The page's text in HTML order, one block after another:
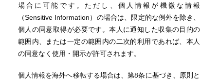
場合に可能です。ただし、個人情報が機微な情報
（Sensitive Information）の場合は、限定的な例外を除き、
個人の同意取得が必要です。本人に通知した収集の目的の
範囲内、または一定の範囲内の二次的利用であれば、本人
の同意なく使用・開示が許可されます。
個人情報を海外へ移転する場合は、第8条に基づき、原則と